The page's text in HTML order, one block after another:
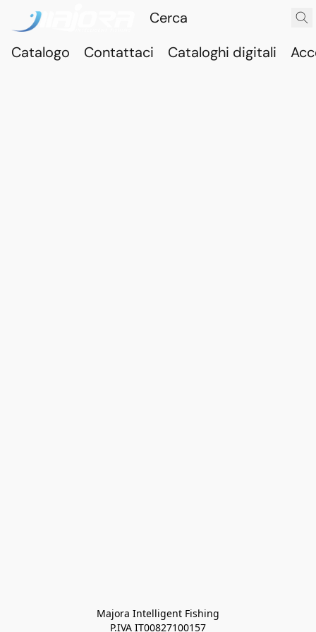
Catalogo Contattaci Cataloghi digitali
Majora Intelligent Fishing
P.IVA IT00827100157